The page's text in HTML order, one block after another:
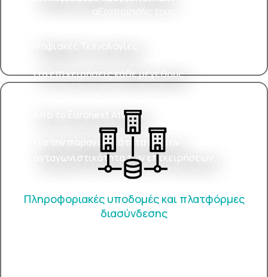
Ψηφιακές Τεχνολογίες
Για επιχειρήσεις κάθε μεγέθους
Από το Euronext Athens
Για την παραγωγικότητα και την
ανταγωνιστικότητα των επιχειρήσεων
αξιοποίησής τους
Πληροφοριακές υποδομές και πλατφόρμες
διασύνδεσης